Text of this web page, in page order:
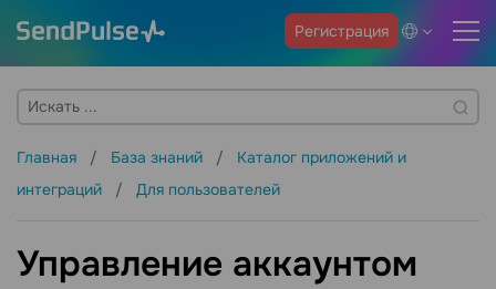
Регистрация
Главная База знаний
Каталог приложений и
интеграций
Для пользователей
Управление аккаунтом